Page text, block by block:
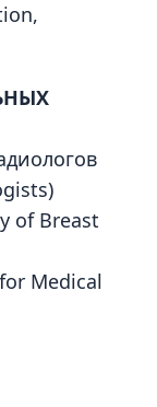
of Breast
Medical